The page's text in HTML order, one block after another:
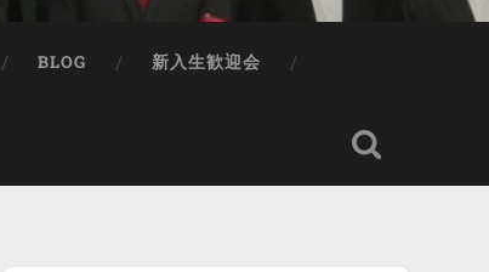
BLOG 新入生歓迎会